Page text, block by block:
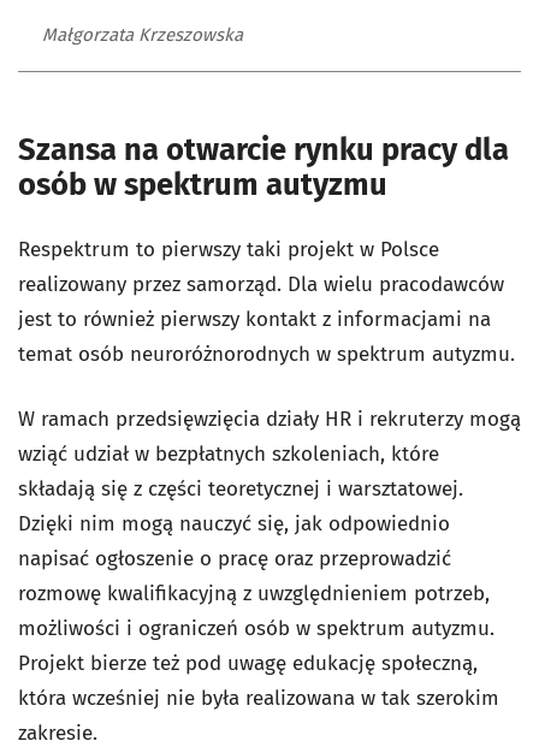
Małgorzata Krzeszowska
Szansa na otwarcie rynku pracy dla
osób w spektrum autyzmu
Respektrum to pierwszy taki projekt w Polsce
realizowany przez samorząd. Dla wielu pracodawców
jest to również pierwszy kontakt z informacjami na
temat osób neuroróżnorodnych w spektrum autyzmu.
W ramach przedsięwzięcia działy HR i rekruterzy mogą
wziąć udział w bezpłatnych szkoleniach, które
składają się z części teoretycznej i warsztatowej.
Dzięki nim mogą nauczyć się, jak odpowiednio
napisać ogłoszenie o pracę oraz przeprowadzić
rozmowę kwalifikacyjną z uwzględnieniem potrzeb,
możliwości i ograniczeń osób w spektrum autyzmu.
Projekt bierze też pod uwagę edukację społeczną,
która wcześniej nie była realizowana w tak szerokim
zakresie.